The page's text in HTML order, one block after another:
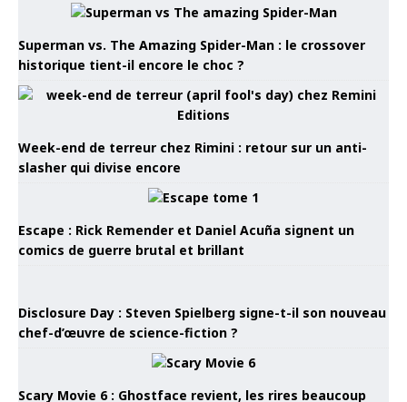
Superman vs. The Amazing Spider-Man : le crossover
historique tient-il encore le choc ?
Week-end de terreur chez Rimini : retour sur un anti-
slasher qui divise encore
Escape : Rick Remender et Daniel Acuña signent un
comics de guerre brutal et brillant
Disclosure Day : Steven Spielberg signe-t-il son nouveau
chef-d’œuvre de science-fiction ?
Scary Movie 6 : Ghostface revient, les rires beaucoup